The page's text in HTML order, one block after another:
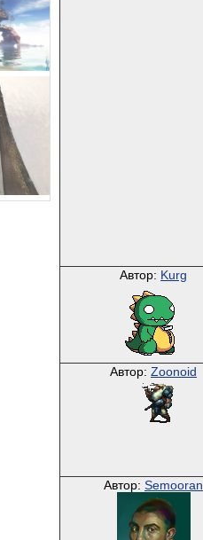
Автор: Kurg
Автор: Zoonoid
Автор: Semooran